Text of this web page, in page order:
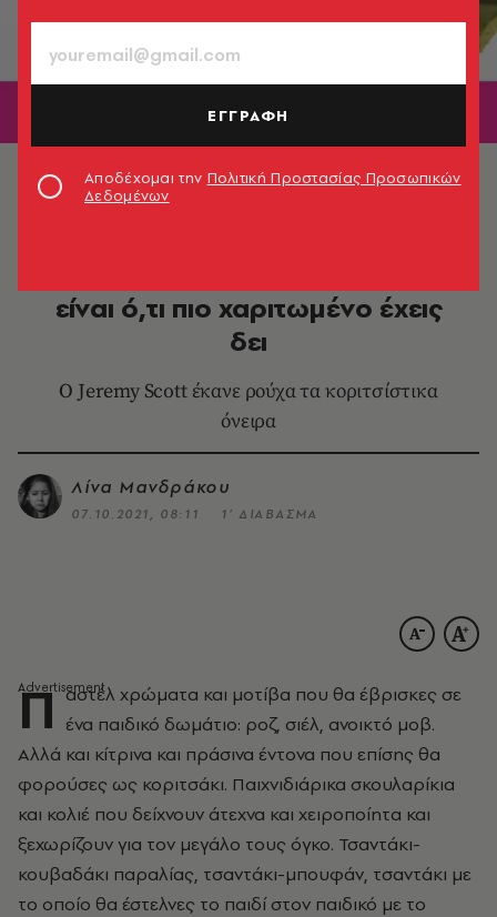
είναι ό,τι πιο χαριτωμένο έχεις
δει
Ο Jeremy Scott έκανε ρούχα τα κοριτσίστικα
όνειρα
Λίνα Μανδράκου
07.10.2021, 08:11 1’ ΔΙΑΒΑΣΜΑ
Π αστέλ χρώματα και μοτίβα που θα έβρισκες σε
ένα παιδικό δωμάτιο: ροζ, σιέλ, ανοικτό μοβ.
Αλλά και κίτρινα και πράσινα έντονα που επίσης θα
φορούσες ως κοριτσάκι. Παιχνιδιάρικα σκουλαρίκια
και κολιέ που δείχνουν άτεχνα και χειροποίητα και
ξεχωρίζουν για τον μεγάλο τους όγκο. Τσαντάκι-
κουβαδάκι παραλίας, τσαντάκι-μπουφάν, τσαντάκι με
το οποίο θα έστελνες το παιδί στον παιδικό με το
ΕΓΓΡΑΦΗ
Αποδέχομαι την Πολιτική Προστασίας Προσωπικών
Δεδομένων